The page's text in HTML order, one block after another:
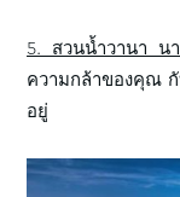
5. สวนน้ำวานา น
ความกล้าของคุณ
อยู่